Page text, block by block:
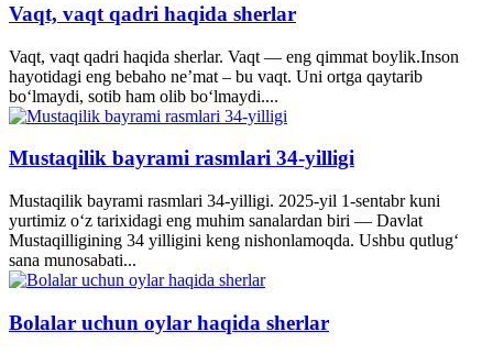
Vaqt, vaqt qadri haqida sherlar
Vaqt, vaqt qadri haqida sherlar. Vaqt — eng qimmat boylik.Inson
hayotidagi eng bebaho ne’mat – bu vaqt. Uni ortga qaytarib
bo‘lmaydi, sotib ham olib bo‘lmaydi....
Mustaqilik bayrami rasmlari 34-yilligi
Mustaqilik bayrami rasmlari 34-yilligi. 2025-yil 1-sentabr kuni
yurtimiz o‘z tarixidagi eng muhim sanalardan biri — Davlat
Mustaqilligining 34 yilligini keng nishonlamoqda. Ushbu qutlug‘
sana munosabati...
Bolalar uchun oylar haqida sherlar